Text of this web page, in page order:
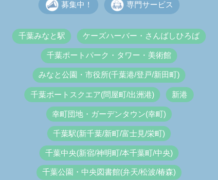
募集中！ 専門サービス
千葉みなと駅 ケーズハーバー・さんばしひろば
千葉ポートパーク・タワー・美術館
みなと公園・市役所(千葉港/登戸/新田町)
千葉ポートスクエア(問屋町/出洲港) 新港
幸町団地・ガーデンタウン(幸町)
千葉駅(新千葉/新町/富士見/栄町)
千葉中央(新宿/神明町/本千葉町/中央)
千葉公園・中央図書館(弁天/松波/椿森)